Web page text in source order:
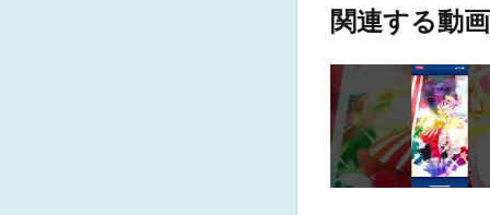
関連する動